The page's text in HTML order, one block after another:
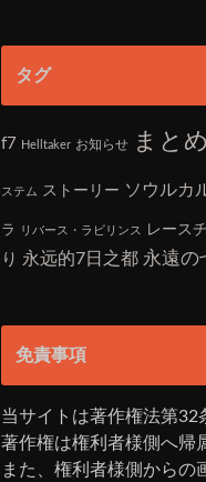
タグ
f7 Helltaker お知らせ まとめ
ステム ストーリー ソウルカ
ラ リバース・ラビリンス レース
り 永远的7日之都 永遠の
免責事項
当サイトは著作権法第32
著作権は権利者様側へ帰
また、権利者様側からの